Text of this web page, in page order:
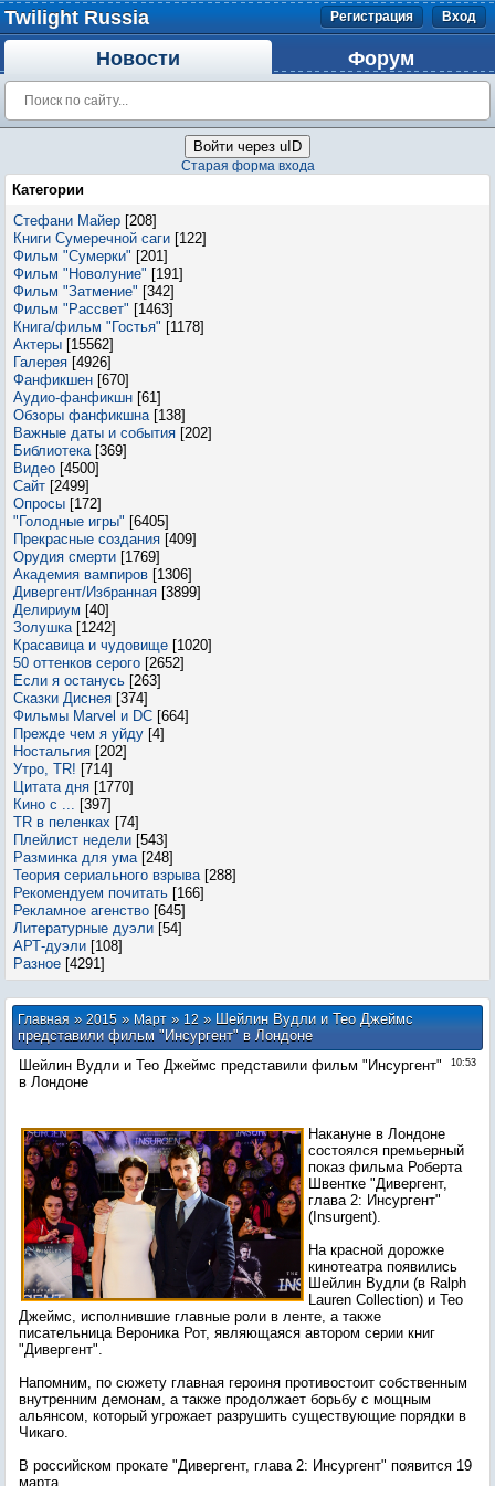
Twilight Russia Регистрация Вход
Новости Форум
Войти через uID
Старая форма входа
Категории
Стефани Майер [208]
Книги Сумеречной саги [122]
Фильм "Сумерки" [201]
Фильм "Новолуние" [191]
Фильм "Затмение" [342]
Фильм "Рассвет" [1463]
Книга/фильм "Гостья" [1178]
Актеры [15562]
Галерея [4926]
Фанфикшен [670]
Аудио-фанфикшн [61]
Обзоры фанфикшна [138]
Важные даты и события [202]
Библиотека [369]
Видео [4500]
Сайт [2499]
Опросы [172]
"Голодные игры" [6405]
Прекрасные создания [409]
Орудия смерти [1769]
Академия вампиров [1306]
Дивергент/Избранная [3899]
Делириум [40]
Золушка [1242]
Красавица и чудовище [1020]
50 оттенков серого [2652]
Если я останусь [263]
Сказки Диснея [374]
Фильмы Marvel и DC [664]
Прежде чем я уйду [4]
Ностальгия [202]
Утро, TR! [714]
Цитата дня [1770]
Кино с ... [397]
TR в пеленках [74]
Плейлист недели [543]
Разминка для ума [248]
Теория сериального взрыва [288]
Рекомендуем почитать [166]
Рекламное агенство [645]
Литературные дуэли [54]
АРТ-дуэли [108]
Разное [4291]
Главная»2015 » Март » 12» Шейлин Вудли и Тео Джеймс
представили фильм "Инсургент" в Лондоне
10:53
Шейлин Вудли и Тео Джеймс представили фильм "Инсургент"
в Лондоне
Накануне в Лондоне
состоялся премьерный
показ фильма Роберта
Швентке "Дивергент,
глава 2: Инсургент"
(Insurgent).
На красной дорожке
кинотеатра появились
Шейлин Вудли (в Ralph
Lauren Collection) и Тео
Джеймс, исполнившие главные роли в ленте, а также
писательница Вероника Рот, являющаяся автором серии книг
"Дивергент".
Напомним, по сюжету главная героиня противостоит собственным
внутренним демонам, а также продолжает борьбу с мощным
альянсом, который угрожает разрушить существующие порядки в
Чикаго.
В российском прокате "Дивергент, глава 2: Инсургент" появится 19
марта.